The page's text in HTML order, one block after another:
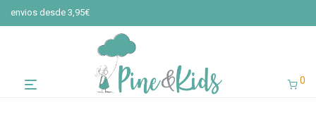
envios desde 3,95€
0